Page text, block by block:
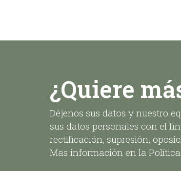
¿Quiere
Déjenos sus datos y nuestro
sus datos personales con el
rectificación, supresión,
Mas información en la